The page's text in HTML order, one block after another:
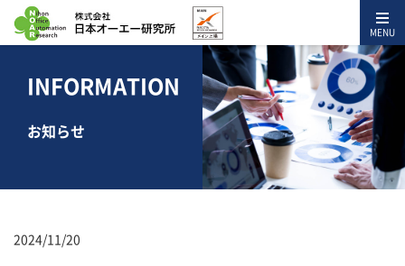
MENU
INFORMATION
お知らせ
2024/11/20